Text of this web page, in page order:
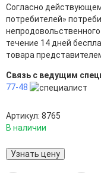
Согласно
потребителей»
течение 14 дней
товара
Связь с ведущим
77-48
Артикул: 8765
В наличии
Узнать цену